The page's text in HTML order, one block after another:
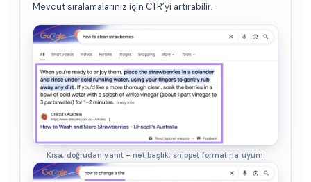
Mevcut sıralamalarınız için CTR’yi artırabilir.
Kısa, doğrudan yanıt + net başlık; snippet formatına uyum.